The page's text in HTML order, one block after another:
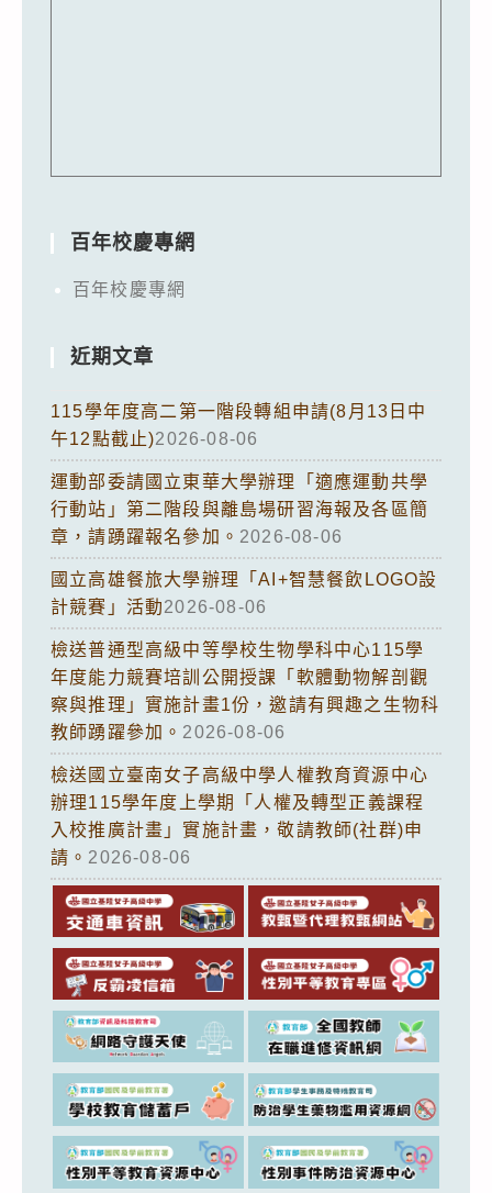
百年校慶專網
百年校慶專網
近期文章
115學年度高二第一階段轉組申請(8月13日中
午12點截止)2026-08-06
運動部委請國立東華大學辦理「適應運動共學
行動站」第二階段與離島場研習海報及各區簡
章，請踴躍報名參加。 2026-08-06
國立高雄餐旅大學辦理「AI+智慧餐飲LOGO設
計競賽」活動2026-08-06
檢送普通型高級中等學校生物學科中心115學
年度能力競賽培訓公開授課「軟體動物解剖觀
察與推理」實施計畫1份，邀請有興趣之生物科
教師踴躍參加。 2026-08-06
檢送國立臺南女子高級中學人權教育資源中心
辦理115學年度上學期「人權及轉型正義課程
入校推廣計畫」實施計畫，敬請教師(社群)申
請。 2026-08-06